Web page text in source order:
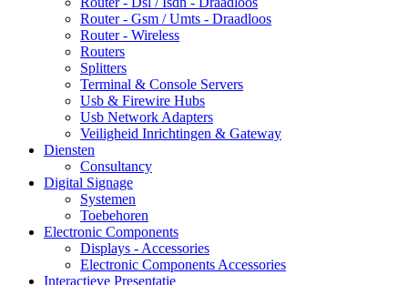
Router - Gsm / Umts - Draadloos
Router - Wireless
Routers
Splitters
Terminal & Console Servers
Usb & Firewire Hubs
Usb Network Adapters
Veiligheid Inrichtingen & Gateway
Diensten
Consultancy
Digital Signage
Systemen
Toebehoren
Electronic Components
Displays - Accessories
Electronic Components Accessories
Interactieve Presentatie